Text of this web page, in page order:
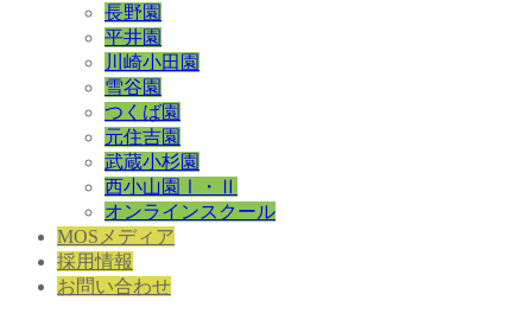
長野園
平井園
川崎小田園
雪谷園
つくば園
元住吉園
武蔵小杉園
西小山園Ⅰ・Ⅱ
オンラインスクール
MOSメディア
採用情報
お問い合わせ